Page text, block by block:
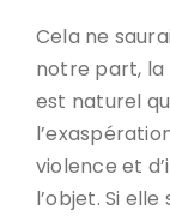
Cela ne
notre part, la
est naturel
violence et
l’objet. Si